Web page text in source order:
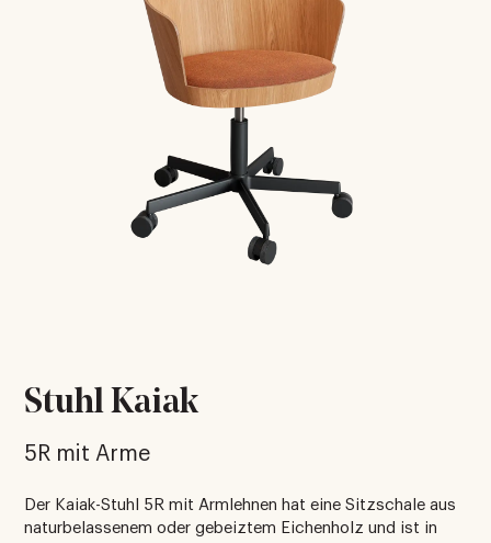
Stuhl Kaiak
5R mit Arme
Der Kaiak-Stuhl 5R mit Armlehnen hat eine Sitzschale aus
naturbelassenem oder gebeiztem Eichenholz und ist in